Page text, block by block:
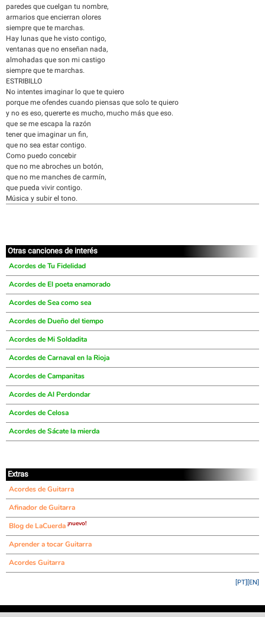
paredes que cuelgan tu nombre,
armarios que encierran olores
siempre que te marchas.
Hay lunas que he visto contigo,
ventanas que no enseñan nada,
almohadas que son mi castigo
siempre que te marchas.
ESTRIBILLO
No intentes imaginar lo que te quiero
porque me ofendes cuando piensas que solo te quiero
y no es eso, quererte es mucho, mucho más que eso.
que se me escapa la razón
tener que imaginar un fin,
que no sea estar contigo.
Como puedo concebir
que no me abroches un botón,
que no me manches de carmín,
que pueda vivir contigo.
Música y subir el tono.
Otras canciones de interés
Acordes de Tu Fidelidad
Acordes de El poeta enamorado
Acordes de Sea como sea
Acordes de Dueño del tiempo
Acordes de Mi Soldadita
Acordes de Carnaval en la Rioja
Acordes de Campanitas
Acordes de Al Perdondar
Acordes de Celosa
Acordes de Sácate la mierda
Extras
Acordes de Guitarra
Afinador de Guitarra
Blog de LaCuerda ¡nuevo!
Aprender a tocar Guitarra
Acordes Guitarra
[EN]
[PT]